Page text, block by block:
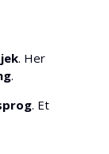
. Her
.
. Et